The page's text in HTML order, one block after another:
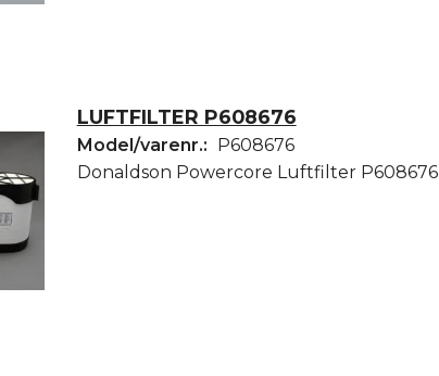
LUFTFILTER P608676
Model/varenr.: P608676
Donaldson Powercore Luftfilter P608676